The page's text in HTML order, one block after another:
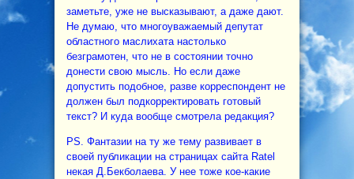
заметьте, уже не высказывают, а даже дают.
Не думаю, что многоуважаемый депутат
областного маслихата настолько
безграмотен, что не в состоянии точно
донести свою мысль. Но если даже
допустить подобное, разве корреспондент не
должен был подкорректировать готовый
текст? И куда вообще смотрела редакция?
PS. Фантазии на ту же тему развивает в
своей публикации на страницах сайта Ratel
некая Д.Бекболаева. У нее тоже кое-какие